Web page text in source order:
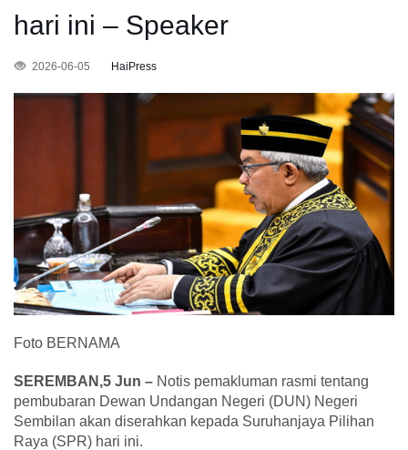
hari ini – Speaker
2026-06-05 HaiPress
Foto BERNAMA
SEREMBAN,5 Jun – Notis pemakluman rasmi tentang
pembubaran Dewan Undangan Negeri (DUN) Negeri
Sembilan akan diserahkan kepada Suruhanjaya Pilihan
Raya (SPR) hari ini.